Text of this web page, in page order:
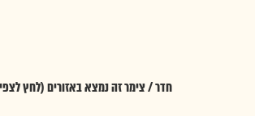
חדר / צימר זה נמצא באזורים (לחץ